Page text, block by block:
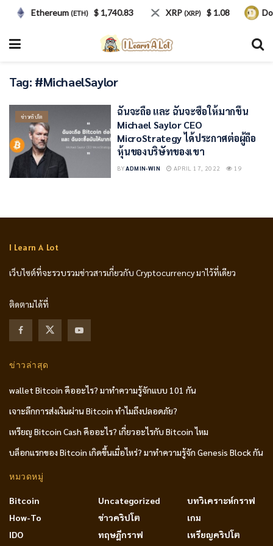
Tag: #MichaelSaylor
ข่าวคริปโต
ฉันจะถือ และ ฉันจะซื้อให้มากขึ้น
Michael Saylor CEO
MicroStrategy ได้ประกาศต่อผู้ถือ
หุ้นของบริษัทของเขา
BYADMIN-WIN APRIL 17, 2022 19
I Learn A Lot
เว็บไซต์ที่จะรวบรวมข่าวสารเกี่ยวกับ Cryptocurrency มาไว้ที่เดียว
ติดตามได้ที่
ข่าวล่าสุด
wallet Bitcoin คืออะไร? มาทำความรู้จักแบบ 101 กัน
เจาะลึกการส่งเงินผ่าน Bitcoin ทำไมถึงปลอดภัย?
เหรียญ Bitcoin Cash คืออะไร? เกี่ยวอะไรกับ Bitcoin ไหม
บล็อกแรกของ Bitcoin เกิดขึ้นเมื่อไหร่? มาทำความรู้จัก Genesis Block กัน
หมวดหมู่
Bitcoin
How-To
IDO
Uncategorized
ข่าวคริปโต
ทฤษฎีกราฟ
บทวิเคราะห์กราฟ
เกม
เหรียญคริปโต
Ethereum(ETH) $ 1,740.83 XRP(XRP) $ 1.08